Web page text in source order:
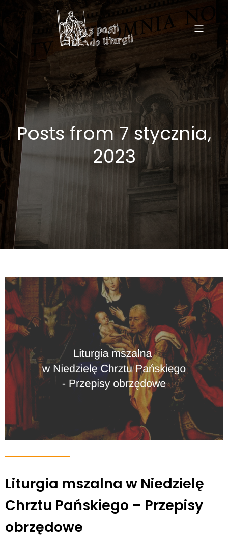
Posts from 7 stycznia,
2023
Liturgia mszalna w Niedzielę
Chrztu Pańskiego – Przepisy
obrzędowe